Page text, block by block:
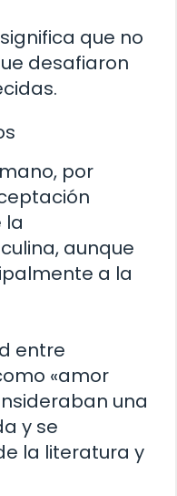
que no
desafiaron
por
la
aunque
a la
entre
«amor
una
y se
la literatura y